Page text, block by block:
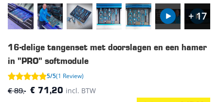
+ 17
16-delige tangenset met doorslagen en een hamer
in "PRO" softmodule
5/5(1 Review)
€ 89,- € 71,20 incl. BTW